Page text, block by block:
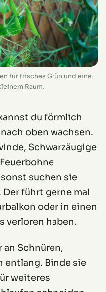
für frisches Grün und eine
Raum.
du förmlich
oben wachsen.
Schwarzäugige
suchen sie
führt gerne mal
oder in einen
verloren haben.
an Schnüren,
entlang. Binde sie
weiteres